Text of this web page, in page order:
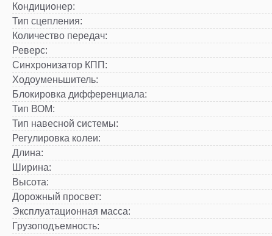
Кондиционер:
Тип сцепления:
Количество передач:
Реверс:
Синхронизатор КПП :
Ходоуменьшитель:
Блокировка дифференциала:
Тип ВОМ:
Тип навесной системы:
Регулировка колеи:
Длина:
Ширина:
Высота:
Дорожный просвет:
Эксплуатационная масса:
Грузоподъемность: